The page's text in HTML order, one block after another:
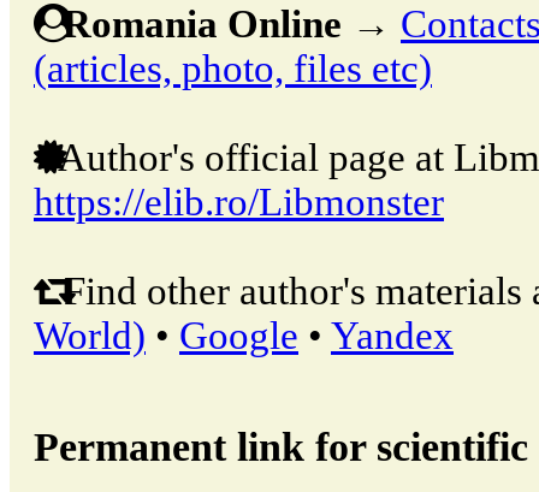
Romania Online →
(articles, photo, files etc)
Author's official page at
https://elib.ro/Libmonster
Find other author's materials
World) • Google • Yandex
Permanent link for